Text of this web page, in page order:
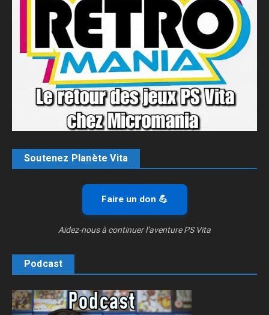
Soutenez Planète Vita
Faire un don 💪
Aidez-nous à continuer l’aventure PS Vita
Podcast